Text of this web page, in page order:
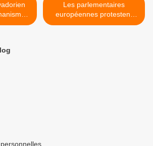
Les parlementaires
européennes protestent
contre l'arrestation